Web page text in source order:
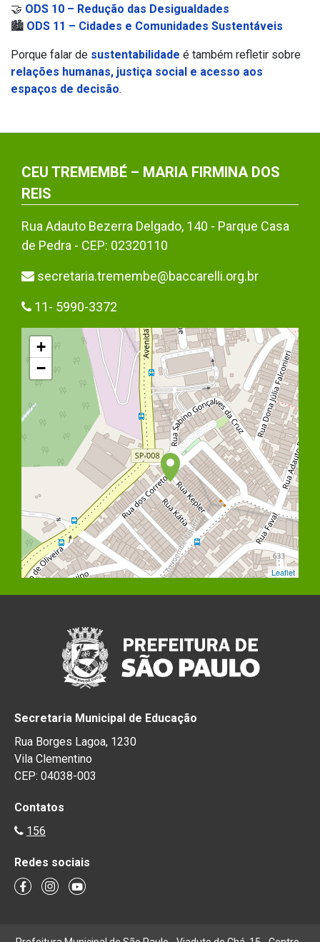
🤝 ODS 10 – Redução das Desigualdades
🏙️ ODS 11 – Cidades e Comunidades Sustentáveis
Porque falar de sustentabilidade é também refletir sobre
relações humanas, justiça social e acesso aos
espaços de decisão.
CEU TREMEMBÉ – MARIA FIRMINA DOS
REIS
Rua Adauto Bezerra Delgado, 140 - Parque Casa
de Pedra - CEP: 02320110
secretaria.tremembe@baccarelli.org.br
11- 5990-3372
+
−
Leaflet
Secretaria Municipal de Educação
Rua Borges Lagoa, 1230
Vila Clementino
CEP: 04038-003
Contatos
156
Redes sociais